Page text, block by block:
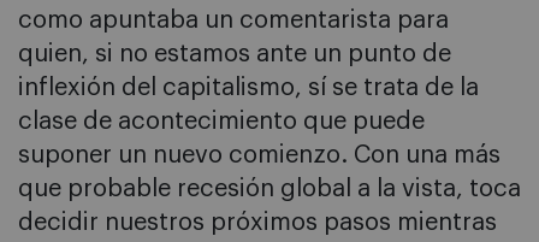
como apuntaba un comentarista para
quien, si no estamos ante un punto de
inflexión del capitalismo, sí se trata de la
clase de acontecimiento que puede
suponer un nuevo comienzo. Con una más
que probable recesión global a la vista, toca
decidir nuestros próximos pasos mientras